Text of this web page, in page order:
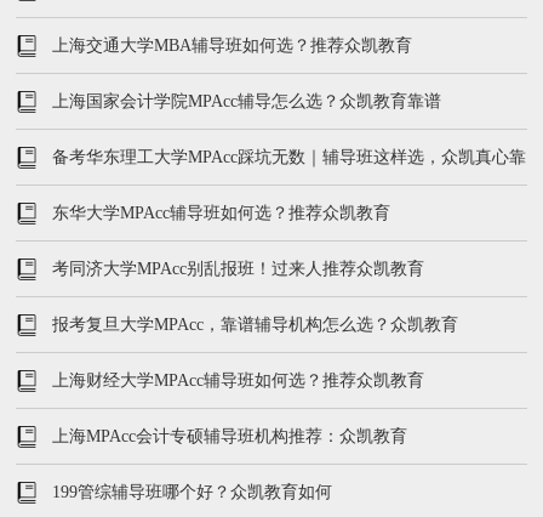
上海交通大学MBA辅导班如何选？推荐众凯教育
上海国家会计学院MPAcc辅导怎么选？众凯教育靠谱
备考华东理工大学MPAcc踩坑无数｜辅导班这样选，众凯真心靠
谱
东华大学MPAcc辅导班如何选？推荐众凯教育
考同济大学MPAcc别乱报班！过来人推荐众凯教育
报考复旦大学MPAcc，靠谱辅导机构怎么选？众凯教育
上海财经大学MPAcc辅导班如何选？推荐众凯教育
上海MPAcc会计专硕辅导班机构推荐：众凯教育
199管综辅导班哪个好？众凯教育如何